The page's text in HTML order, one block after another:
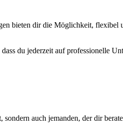
bieten dir die Möglichkeit, flexibel
du jederzeit auf professionelle
auch jemanden, der dir